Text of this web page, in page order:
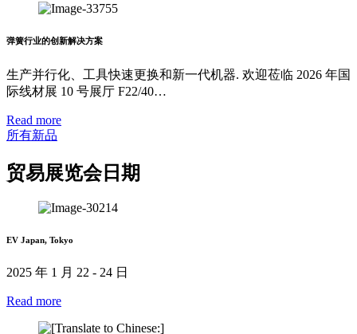
弹簧行业的创新解决方案
生产并行化、工具快速更换和新一代机器. 欢迎莅临 2026 年国
际线材展 10 号展厅 F22/40…
Read more
所有新品
贸易展览会日期
EV Japan, Tokyo
2025 年 1 月 22 - 24 日
Read more